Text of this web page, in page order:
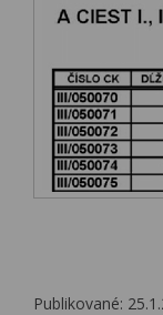
Publikované: